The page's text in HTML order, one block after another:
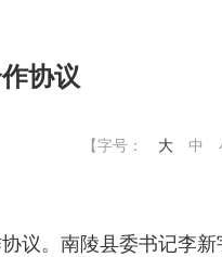
协议
【字号： 大 中
议。 南陵县委书记李新